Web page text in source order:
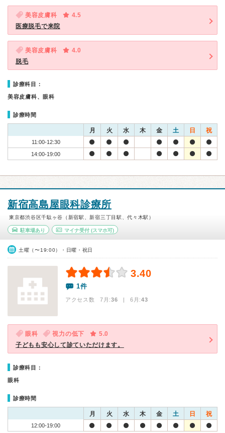
美容皮膚科
4.5
医療脱毛で来院
美容皮膚科
4.0
脱毛
診療科目：
美容皮膚科、眼科
診療時間
月 火 水 木 金 土 日 祝
11:00-12:30
14:00-19:00
新宿高島屋眼科診療所
東京都渋谷区千駄ヶ谷（新宿駅、新宿三丁目駅、代々木駅）
駐車場あり マイナ受付(スマホ可)
土曜（〜19:00）・日曜・祝日
3.40
1件
アクセス数 7月:36 | 6月:43
眼科 視力の低下
5.0
子どもも安心して診ていただけます。
診療科目：
眼科
診療時間
月 火 水 木 金 土 日 祝
12:00-19:00